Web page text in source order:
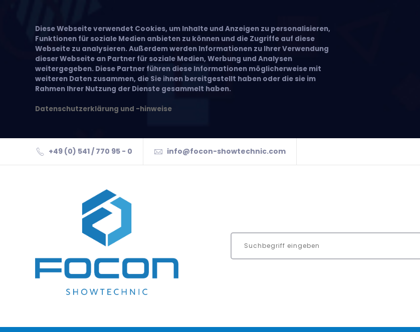
Diese Webseite verwendet Cookies, um Inhalte und Anzeigen zu personalisieren,
Funktionen für soziale Medien anbieten zu können und die Zugriffe auf diese
Webseite zu analysieren. Außerdem werden Informationen zu Ihrer Verwendung
dieser Webseite an Partner für soziale Medien, Werbung und Analysen
weitergegeben. Diese Partner führen diese Informationen möglicherweise mit
weiteren Daten zusammen, die Sie ihnen bereitgestellt haben oder die sie im
Rahmen Ihrer Nutzung der Dienste gesammelt haben.
Datenschutzerklärung und -hinweise
+49 (0) 541 / 770 95 - 0 info@focon-showtechnic.com